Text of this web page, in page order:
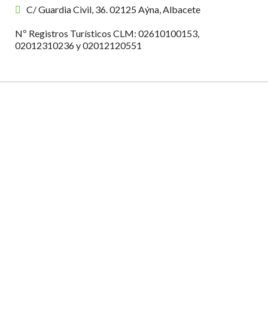
C/ Guardia Civil, 36. 02125 Aýna, Albacete
Nº Registros Turísticos CLM: 02610100153,
02012310236 y 02012120551